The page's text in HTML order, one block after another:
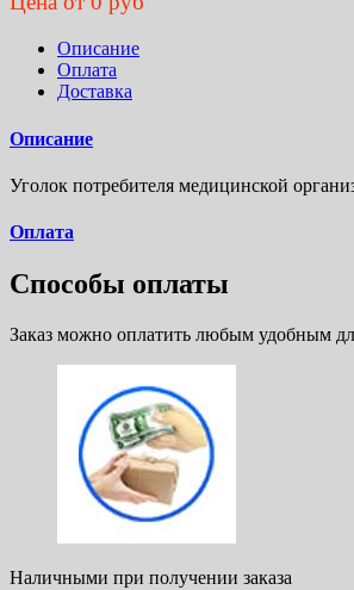
Описание
Оплата
Доставка
Описание
Уголок потребителя медицинской
Оплата
Способы оплаты
Заказ можно оплатить любым удобным
Наличными при получении заказа